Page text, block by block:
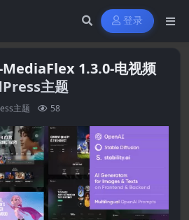
登录
1.3.0-电视频
主题
主题 58